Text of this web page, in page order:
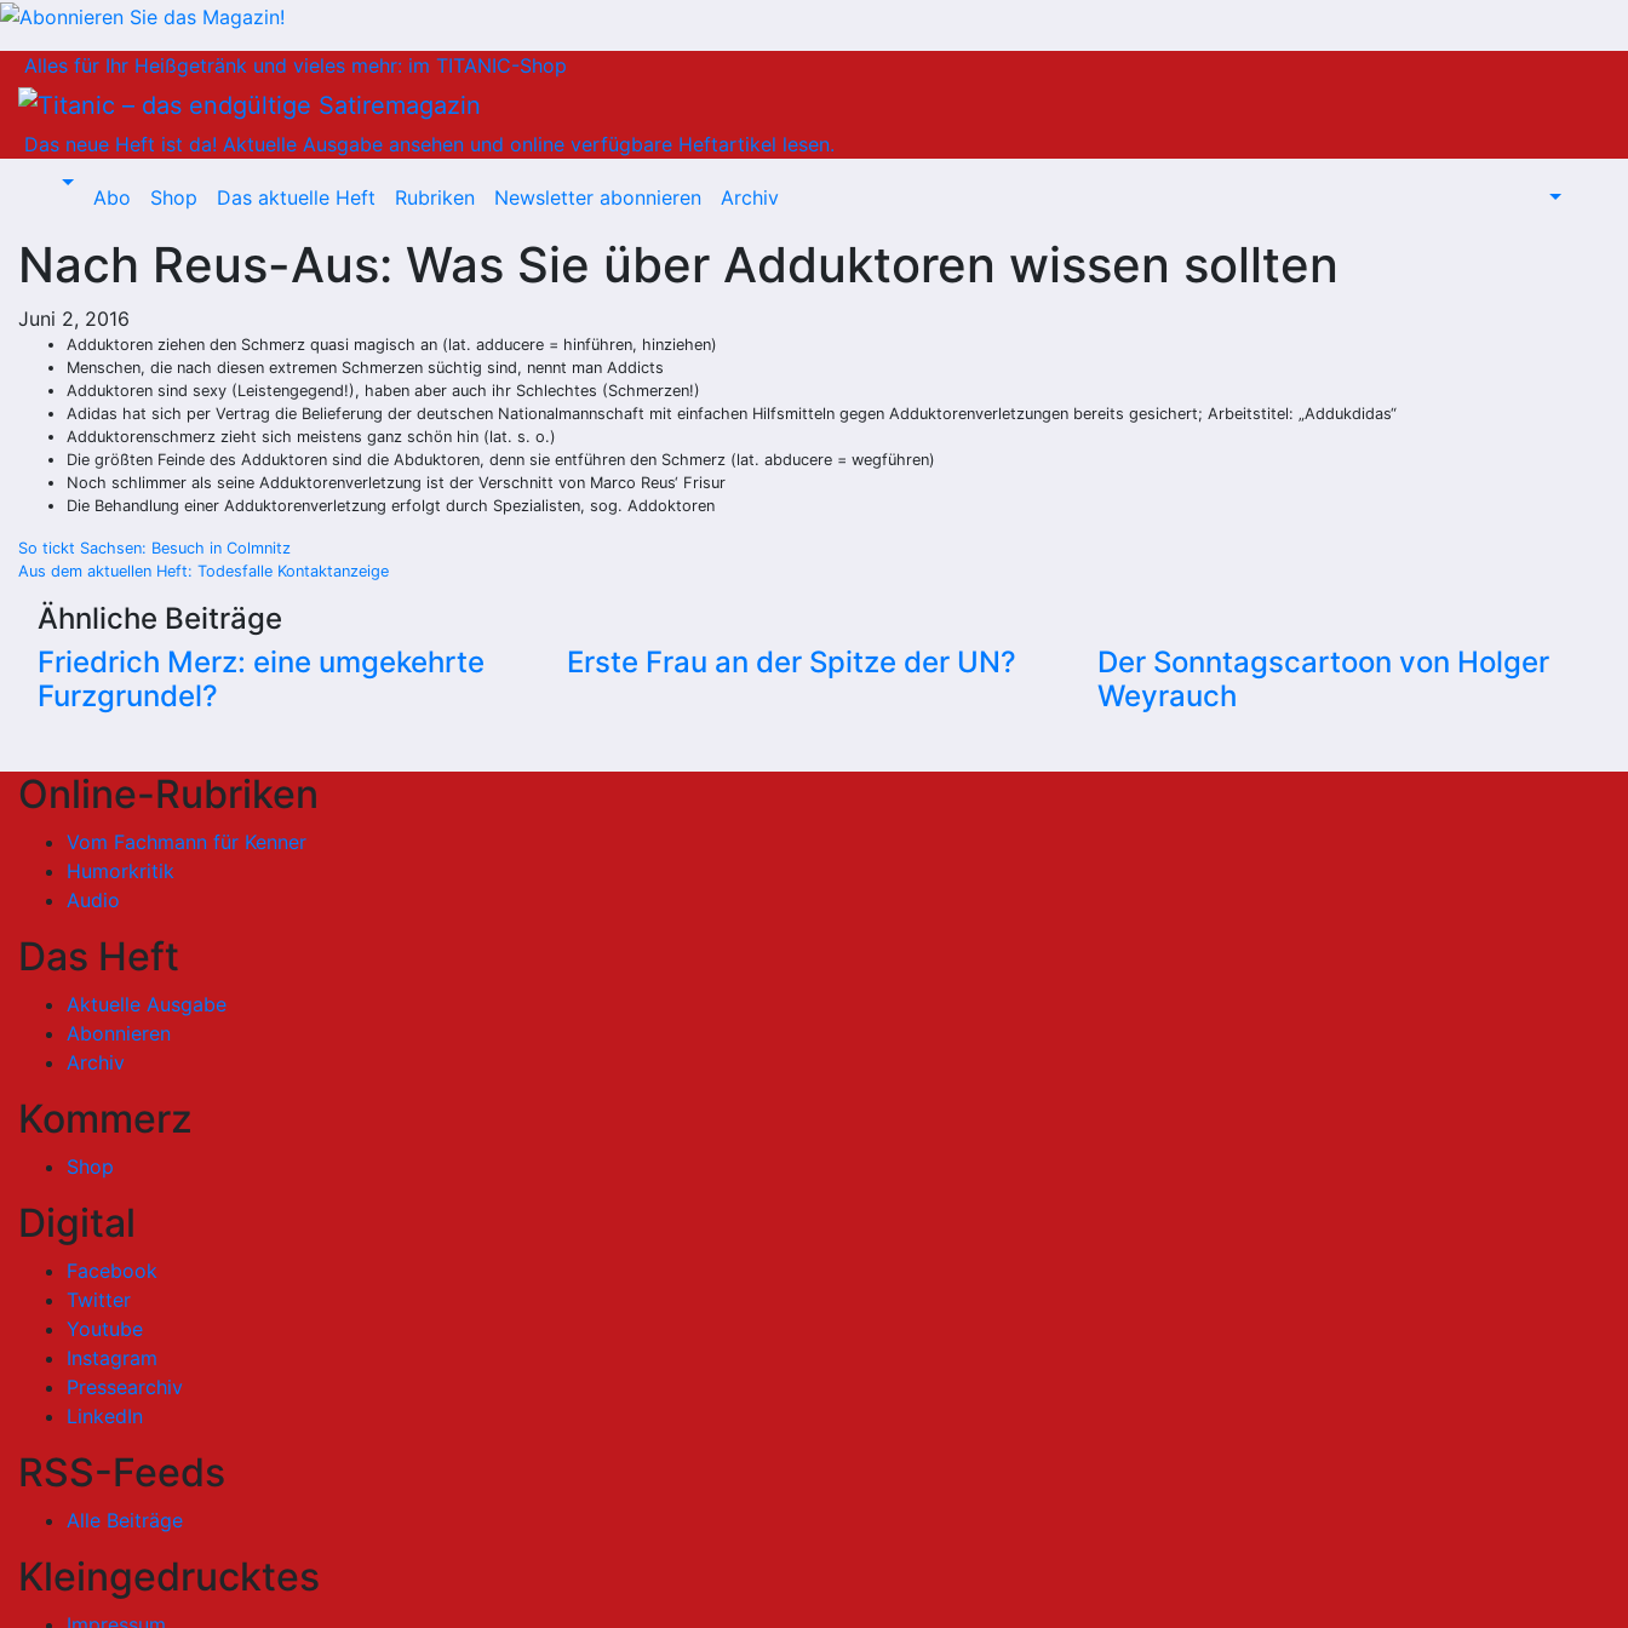
Inhalt
springen
Alles für Ihr Heißgetränk und vieles mehr: im TITANIC-Shop
Das neue Heft ist da! Aktuelle Ausgabe ansehen und online verfügbare Heftartikel lesen.
Abo Shop Das aktuelle Heft Rubriken Newsletter abonnieren Archiv
Nach Reus-Aus: Was Sie über Adduktoren wissen sollten
Juni 2, 2016
Adduktoren ziehen den Schmerz quasi magisch an (lat. adducere = hinführen, hinziehen)
Menschen, die nach diesen extremen Schmerzen süchtig sind, nennt man Addicts
Adduktoren sind sexy (Leistengegend!), haben aber auch ihr Schlechtes (Schmerzen!)
Adidas hat sich per Vertrag die Belieferung der deutschen Nationalmannschaft mit einfachen Hilfsmitteln gegen Adduktorenverletzungen bereits gesichert; Arbeitstitel: „Addukdidas“
Adduktorenschmerz zieht sich meistens ganz schön hin (lat. s. o.)
Die größten Feinde des Adduktoren sind die Abduktoren, denn sie entführen den Schmerz (lat. abducere = wegführen)
Noch schlimmer als seine Adduktorenverletzung ist der Verschnitt von Marco Reus‘ Frisur
Die Behandlung einer Adduktorenverletzung erfolgt durch Spezialisten, sog. Addoktoren
Beitragsnavigation
So tickt Sachsen: Besuch in Colmnitz
Aus dem aktuellen Heft: Todesfalle Kontaktanzeige
Ähnliche Beiträge
Friedrich Merz: eine umgekehrte
Furzgrundel?
Erste Frau an der Spitze der UN?
Der Sonntagscartoon von Holger
Weyrauch
Online-Rubriken
Vom Fachmann für Kenner
Humorkritik
Audio
Das Heft
Aktuelle Ausgabe
Abonnieren
Archiv
Kommerz
Shop
Digital
Facebook
Twitter
Youtube
Instagram
Pressearchiv
LinkedIn
RSS-Feeds
Alle Beiträge
Kleingedrucktes